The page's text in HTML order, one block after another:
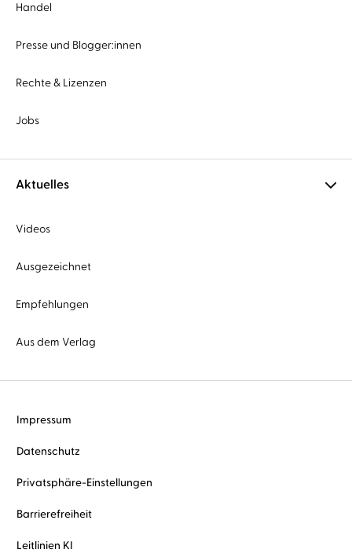
Handel
Presse und Blogger:innen
Rechte & Lizenzen
Jobs
Aktuelles
Videos
Ausgezeichnet
Empfehlungen
Aus dem Verlag
Impressum
Datenschutz
Privatsphäre-Einstellungen
Barrierefreiheit
Leitlinien KI